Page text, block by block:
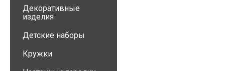
Декоративные
изделия
Детские наборы
Кружки